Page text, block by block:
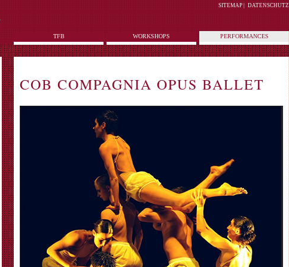
SITEMAP| DATENSCHUTZ
TFB WORKSHOPS PERFORMANCES
COB COMPAGNIA OPUS BALLET